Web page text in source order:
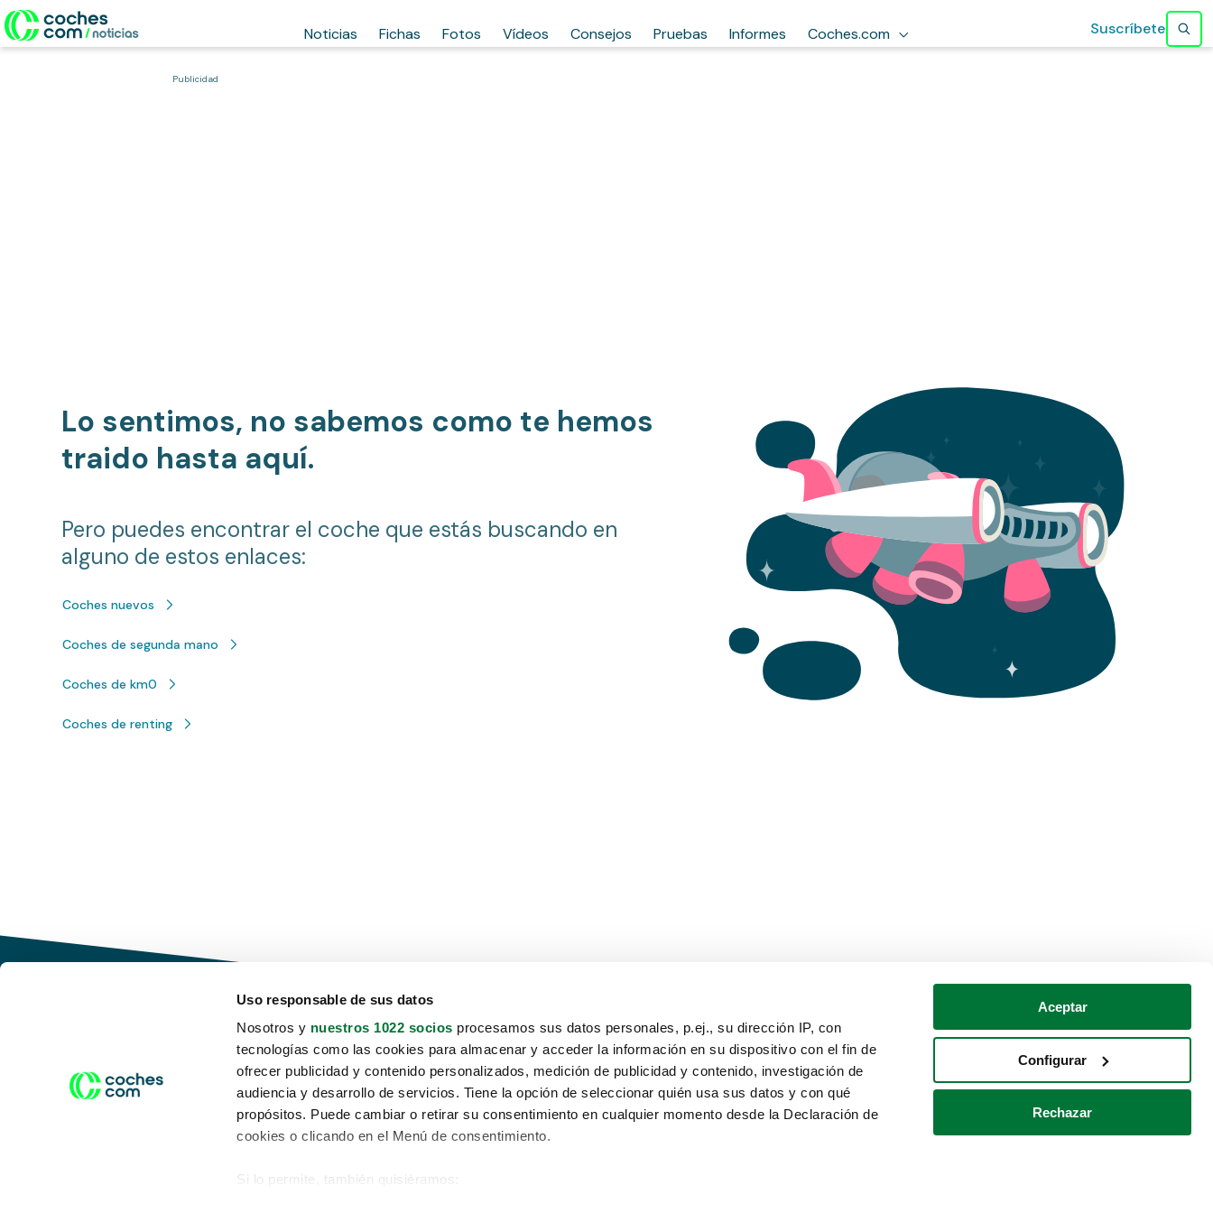
Uso responsable de sus datos
Nosotros y nuestros 1022 socios procesamos sus datos personales, p.ej., su dirección IP, con
tecnologías como las cookies para almacenar y acceder la información en su dispositivo con el fin de
ofrecer publicidad y contenido personalizados, medición de publicidad y contenido, investigación de
audiencia y desarrollo de servicios. Tiene la opción de seleccionar quién usa sus datos y con qué
propósitos. Puede cambiar o retirar su consentimiento en cualquier momento desde la Declaración de
cookies o clicando en el Menú de consentimiento.
Si lo permite, también quisiéramos:
Aceptar
Configurar
Rechazar
Noticias Fichas Fotos Vídeos Consejos Pruebas Informes Coches.com Suscríbete
Publicidad
Lo sentimos, no sabemos como te hemos
traido hasta aquí.
Pero puedes encontrar el coche que estás buscando en
alguno de estos enlaces:
Coches nuevos
Coches de segunda mano
Coches de km0
Coches de renting
Conduce tu futuro,
desata tu movilidad